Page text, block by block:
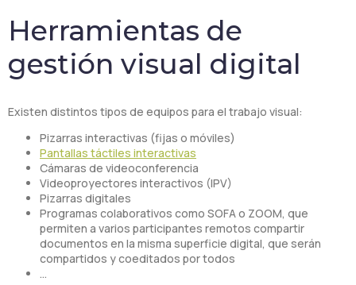
Herramientas de
gestión visual digital
Existen distintos tipos de equipos para el trabajo visual:
Pizarras interactivas (fijas o móviles)
Pantallas táctiles interactivas
Cámaras de videoconferencia
Videoproyectores interactivos (IPV)
Pizarras digitales
Programas colaborativos como SOFA o ZOOM, que
permiten a varios participantes remotos compartir
documentos en la misma superficie digital, que serán
compartidos y coeditados por todos
…